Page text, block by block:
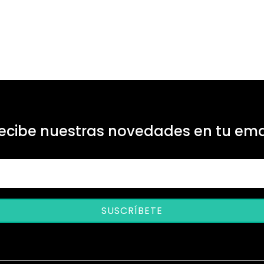
nuestras novedades en tu
SUSCRÍBETE